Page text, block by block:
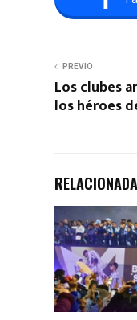
PREVIO
Los clubes
los héroes